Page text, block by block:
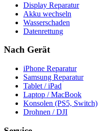
Display Reparatur
Akku wechseln
Wasserschaden
Datenrettung
Nach Gerät
iPhone Reparatur
Samsung Reparatur
Tablet / iPad
Laptop / MacBook
Konsolen (PS5, Switch)
Drohnen / DJI